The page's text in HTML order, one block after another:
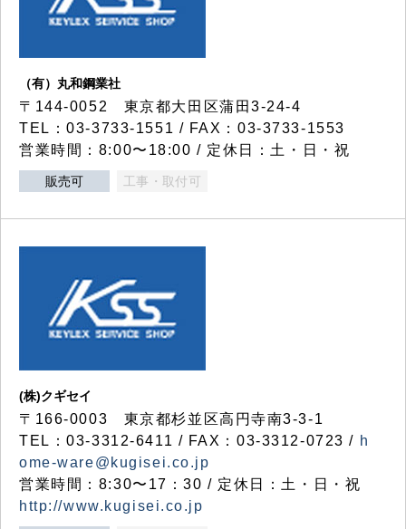
（有）丸和鋼業社
〒144-0052 東京都大田区蒲田3-24-4
TEL：03-3733-1551 / FAX：03-3733-1553
営業時間：8:00〜18:00 / 定休日：土・日・祝
販売可 工事・取付可
(株)クギセイ
〒166-0003 東京都杉並区高円寺南3-3-1
TEL：03-3312-6411 / FAX：03-3312-0723 / h
ome-ware@kugisei.co.jp
営業時間：8:30〜17：30 / 定休日：土・日・祝
http://www.kugisei.co.jp